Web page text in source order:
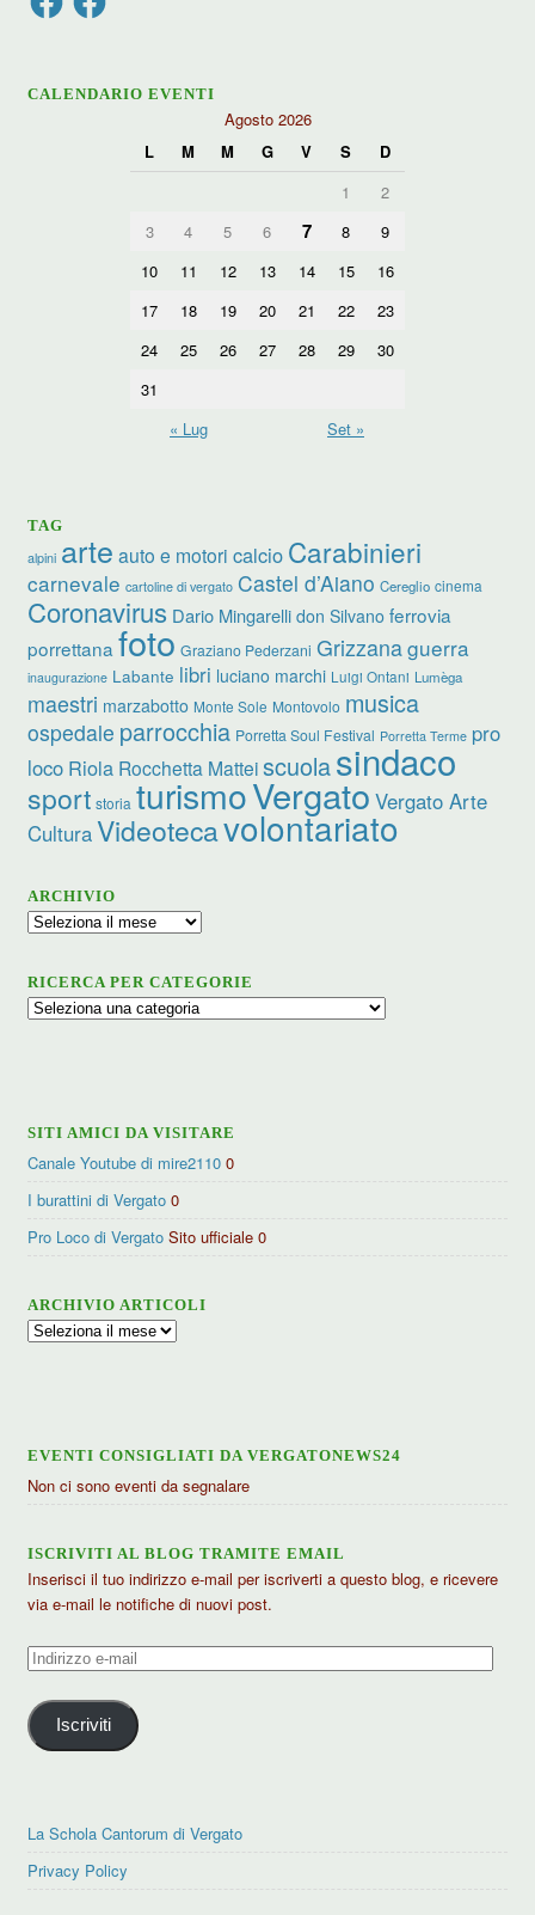
CALENDARIO EVENTI
Agosto 2026
L
M M G V S
D
1
2
3
4 5 6 7 8
9
10
11 12 13 14 15
16
17
18 19 20 21 22
23
24
25 26 27 28 29
30
31
« Lug
Set »
TAG
alpini arte auto e motori calcio Carabinieri
carnevale cartoline di vergato Castel d’Aiano Cereglio cinema
Coronavirus Dario Mingarelli don Silvano ferrovia
porrettana foto Graziano Pederzani Grizzanaguerra
inaugurazione Labante libri luciano marchi Luigi Ontani Lumèga
maestri marzabotto Monte Sole Montovolo musica
ospedale parrocchia Porretta Soul Festival Porretta Terme pro
loco Riola Rocchetta Matteiscuolasindaco
sport storia turismoVergato Vergato Arte
CulturaVideotecavolontariato
ARCHIVIO
Archivio
RICERCA PER CATEGORIE
Ricerca
SITI AMICI DA VISITARE
Canale Youtube di mire2110 0
I burattini di Vergato 0
Pro Loco di Vergato Sito ufficiale 0
ARCHIVIO ARTICOLI
Archivio
EVENTI CONSIGLIATI DA VERGATONEWS24
Non ci sono eventi da segnalare
ISCRIVITI AL BLOG TRAMITE EMAIL
Inserisci il tuo indirizzo e-mail per iscriverti a questo blog, e ricevere
via e-mail le notifiche di nuovi post.
Indirizzo
mail
Iscriviti
La Schola Cantorum di Vergato
Privacy Policy